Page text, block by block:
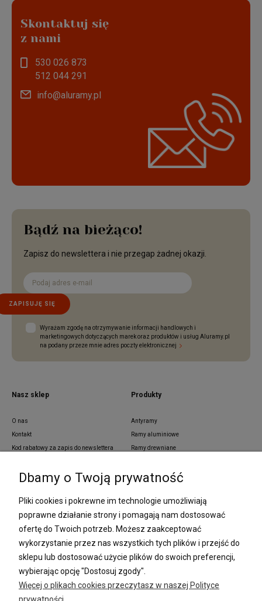
Skontaktuj się
z nami
530 026 873
512 044 291
info@aluramy.pl
Bądź na bieżąco!
Zapisz do newslettera i nie przegap żadnej okazji.
ZAPISUJĘ SIĘ
Wyrażam zgodę na otrzymywanie informacji handlowych i
marketingowych dotyczących marek oraz produktów i usług Aluramy.pl
na podany przeze mnie adres poczty elektronicznej
Nasz sklep
O nas
Kontakt
Kod rabatowy za zapis do newslettera
Zamówienia indywidualne
Polityka prywatności
Produkty
Antyramy
Ramy aluminiowe
Ramy drewniane
Ramy z tworzywa sztucznego
Passe partout
Lustra i ramy na wymiar
Oprawa dyplomów
Oprawa plakatów
Oprawa puzzli
Ramki na zdjęcia
Dbamy o Twoją prywatność
Pliki cookies i pokrewne im technologie umożliwiają
poprawne działanie strony i pomagają nam dostosować
ofertę do Twoich potrzeb. Możesz zaakceptować
wykorzystanie przez nas wszystkich tych plików i przejść do
sklepu lub dostosować użycie plików do swoich preferencji,
wybierając opcję "Dostosuj zgody".
Więcej o plikach cookies przeczytasz w naszej Polityce